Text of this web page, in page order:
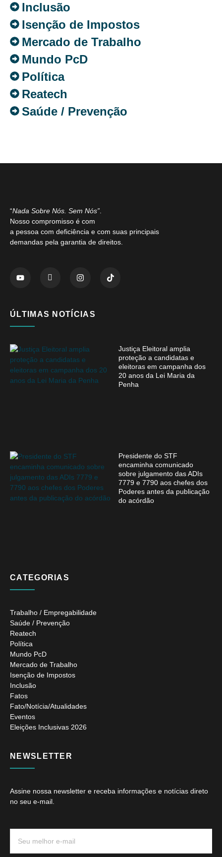
Inclusão
Isenção de Impostos
Mercado de Trabalho
Mundo PcD
Política
Reatech
Saúde / Prevenção
“Nada Sobre Nós. Sem Nós”.
Nosso compromisso é com
a pessoa com deficiência e com suas principais
demandas pela garantia de direitos.
ÚLTIMAS NOTÍCIAS
Justiça Eleitoral amplia
proteção a candidatas e
eleitoras em campanha dos
20 anos da Lei Maria da
Penha
Presidente do STF
encaminha comunicado
sobre julgamento das ADIs
7779 e 7790 aos chefes dos
Poderes antes da publicação
do acórdão
CATEGORIAS
Trabalho / Empregabilidade
Saúde / Prevenção
Reatech
Política
Mundo PcD
Mercado de Trabalho
Isenção de Impostos
Inclusão
Fatos
Fato/Notícia/Atualidades
Eventos
Eleições Inclusivas 2026
NEWSLETTER
Assine nossa newsletter e receba informações e notícias direto
no seu e-mail.